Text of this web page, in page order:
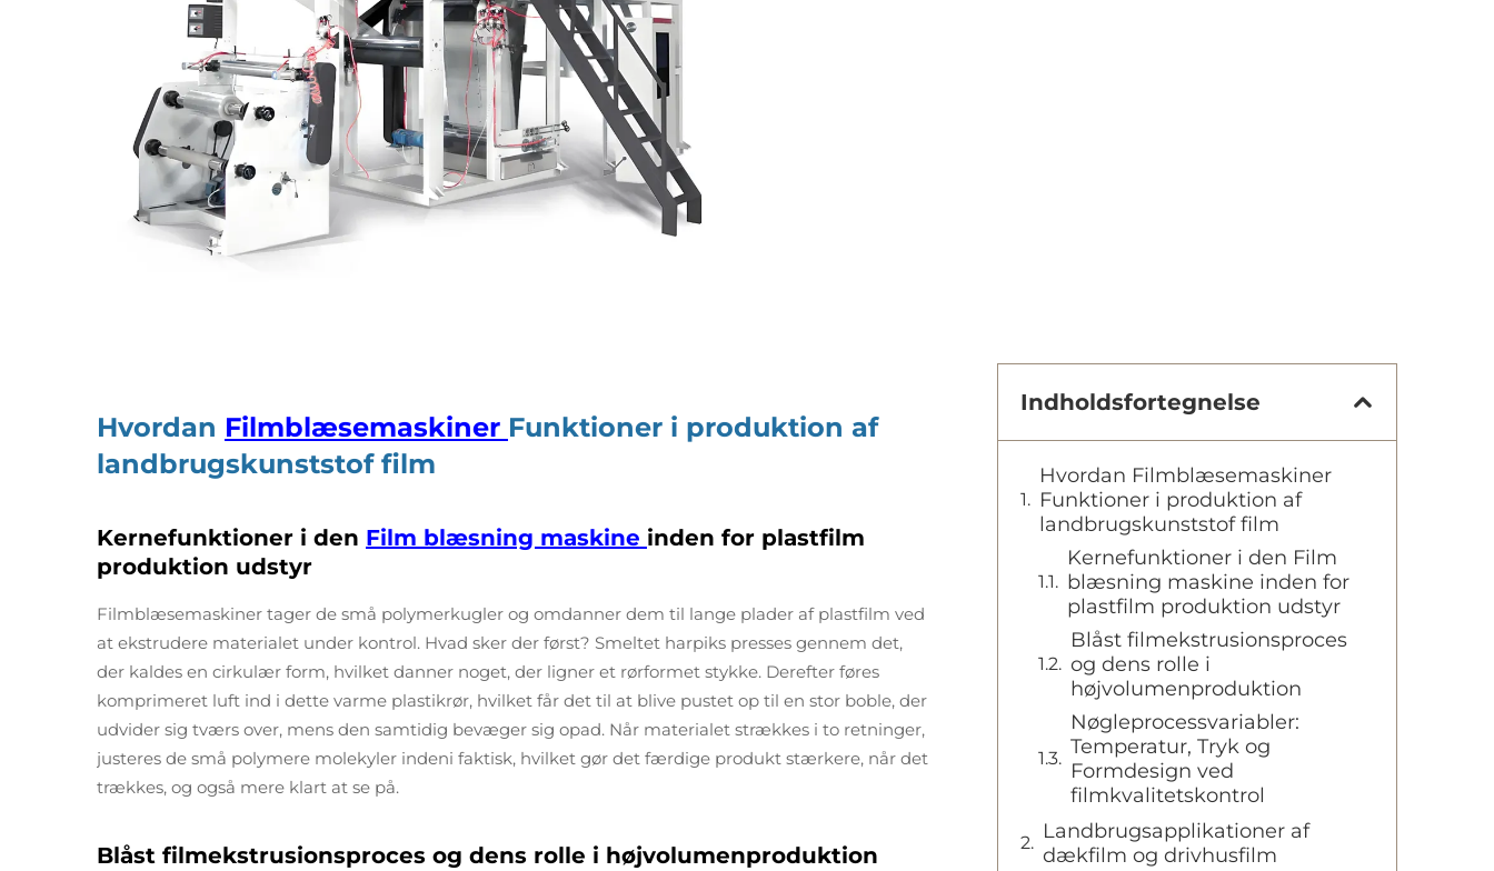
Hvordan Filmblæsemaskiner Funktioner i produktion af
landbrugskunststof film
Kernefunktioner i den Film blæsning maskine inden for plastfilm
produktion udstyr
Filmblæsemaskiner tager de små polymerkugler og omdanner dem til lange plader af plastfilm ved
at ekstrudere materialet under kontrol. Hvad sker der først? Smeltet harpiks presses gennem det,
der kaldes en cirkulær form, hvilket danner noget, der ligner et rørformet stykke. Derefter føres
komprimeret luft ind i dette varme plastikrør, hvilket får det til at blive pustet op til en stor boble, der
udvider sig tværs over, mens den samtidig bevæger sig opad. Når materialet strækkes i to retninger,
justeres de små polymere molekyler indeni faktisk, hvilket gør det færdige produkt stærkere, når det
trækkes, og også mere klart at se på.
Blåst filmekstrusionsproces og dens rolle i højvolumenproduktion
Indholdsfortegnelse
Hvordan Filmblæsemaskiner
Funktioner i produktion af
landbrugskunststof film
Kernefunktioner i den Film
blæsning maskine inden for
plastfilm produktion udstyr
Blåst filmekstrusionsproces
og dens rolle i
højvolumenproduktion
Nøgleprocessvariabler:
Temperatur, Tryk og
Formdesign ved
filmkvalitetskontrol
Landbrugsapplikationer af
dækfilm og drivhusfilm